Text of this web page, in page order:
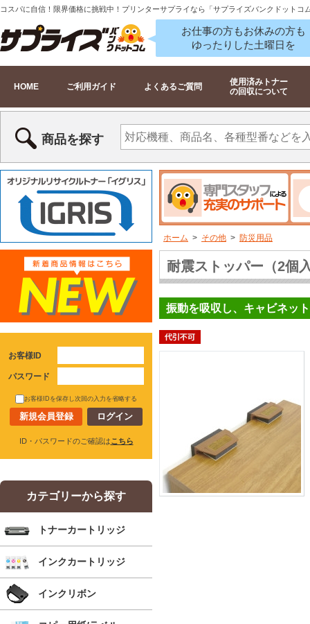
コスパに自信！限界価格に挑戦中！プリンターサプライなら「サプライズバンクドットコ
お仕事の方もお休みの方も
ゆったりした土曜日を
HOME ご利用ガイド よくあるご質問
使用済みトナー
の回収について
商品を探す
ホーム > その他 > 防災用品
耐震ストッパー（2個
振動を吸収し、キャビネッ
お客様ID
パスワード
お客様IDを保存し次回の入力を省略する
新規会員登録
ID・パスワードのご確認はこちら
カテゴリーから探す
トナーカートリッジ
インクカートリッジ
インクリボン